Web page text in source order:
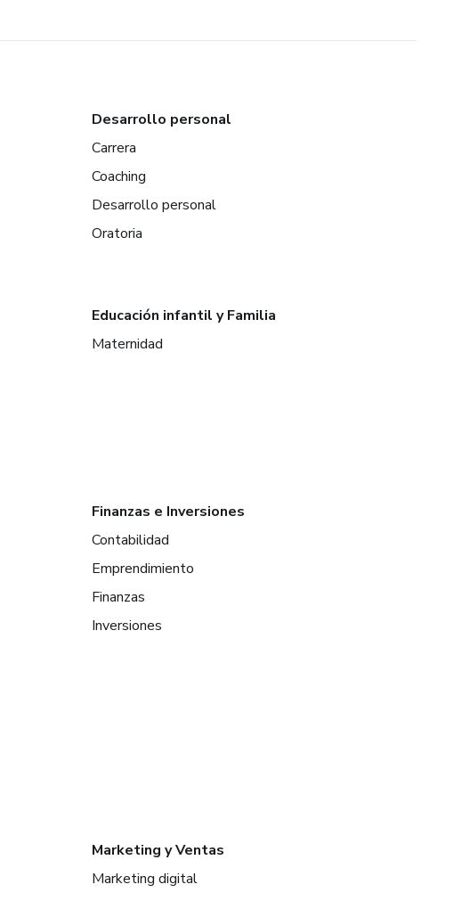
Desarrollo personal
Carrera
Coaching
Desarrollo personal
Oratoria
Educación infantil y Familia
Maternidad
Finanzas e Inversiones
Contabilidad
Emprendimiento
Finanzas
Inversiones
Marketing y Ventas
Marketing digital